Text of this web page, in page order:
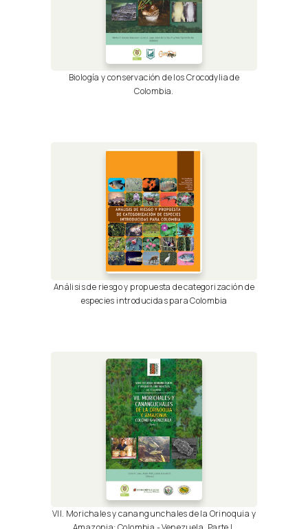
Biología y conservación de los Crocodylia de
Colombia.
Análisis de riesgo y propuesta de categorización de
especies introducidas para Colombia
VII. Morichales y canangunchales de la Orinoquia y